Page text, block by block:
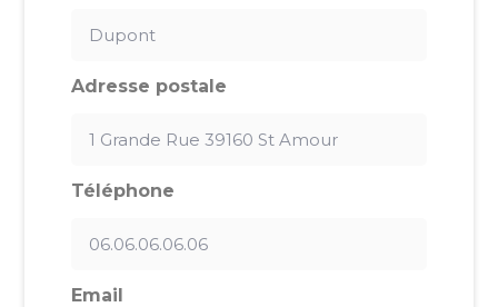
Adresse postale
Téléphone
Email